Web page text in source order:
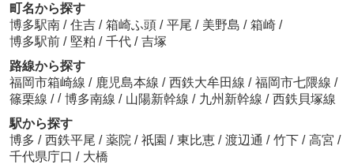
町名から探す
博多駅南 / 住吉 / 箱崎ふ頭 / 平尾 / 美野島 / 箱崎 /
博多駅前 / 堅粕 / 千代 / 吉塚
路線から探す
福岡市箱崎線 / 鹿児島本線 / 西鉄大牟田線 / 福岡市七隈線 /
篠栗線 / / 博多南線 / 山陽新幹線 / 九州新幹線 / 西鉄貝塚線
駅から探す
博多 / 西鉄平尾 / 薬院 / 祇園 / 東比恵 / 渡辺通 / 竹下 / 高宮 /
千代県庁口 / 大橋